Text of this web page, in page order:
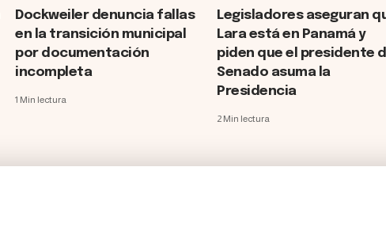
Dockweiler denuncia fallas
en la transición municipal
por documentación
incompleta
1 Min lectura
Legisladores aseguran
Lara está en Panamá y
piden que el presidente
Senado asuma la
Presidencia
2 Min lectura